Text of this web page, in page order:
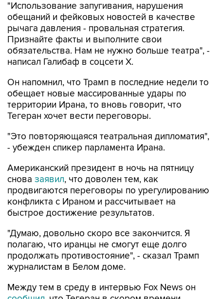
"Использование запугивания, нарушения
обещаний и фейковых новостей в качестве
рычага давления - провальная стратегия.
Признайте факты и выполните свои
обязательства. Нам не нужно больше театра", -
написал Галибаф в соцсети X.
Он напомнил, что Трамп в последние недели то
обещает новые массированные удары по
территории Ирана, то вновь говорит, что
Тегеран хочет вести переговоры.
"Это повторяющаяся театральная дипломатия",
- убежден спикер парламента Ирана.
Американский президент в ночь на пятницу
снова заявил, что доволен тем, как
продвигаются переговоры по урегулированию
конфликта с Ираном и рассчитывает на
быстрое достижение результатов.
"Думаю, довольно скоро все закончится. Я
полагаю, что иранцы не смогут еще долго
продолжать противостояние", - сказал Трамп
журналистам в Белом доме.
Между тем в среду в интервью Fox News он